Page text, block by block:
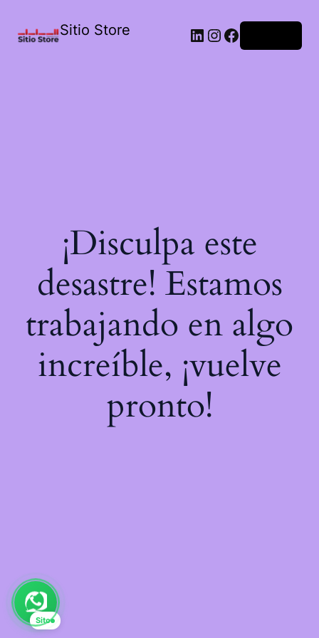
Sitio Store
¡Disculpa este
desastre! Estamos
trabajando en algo
increíble, ¡vuelve
pronto!
Sito